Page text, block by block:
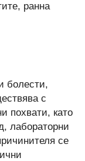
ранна
болести,
с
похвати, като
лабораторни
се